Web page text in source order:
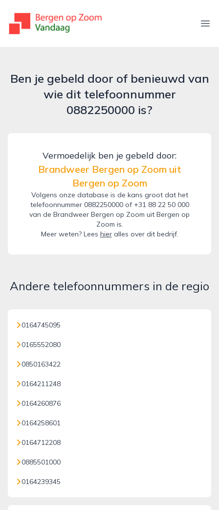
bergenopzoomvandaag.nl
Ben je gebeld door of benieuwd van
wie dit telefoonnummer
0882250000 is?
Vermoedelijk ben je gebeld door:
Brandweer Bergen op Zoom uit
Bergen op Zoom
Volgens onze database is de kans groot dat het
telefoonnummer 0882250000 of +31 88 22 50 000
van de Brandweer Bergen op Zoom uit Bergen op
Zoom is.
Meer weten? Lees hieralles over dit bedrijf.
Andere telefoonnummers in de regio
0164745095
0165552080
0850163422
0164211248
0164260876
0164258601
0164712208
0885501000
0164239345